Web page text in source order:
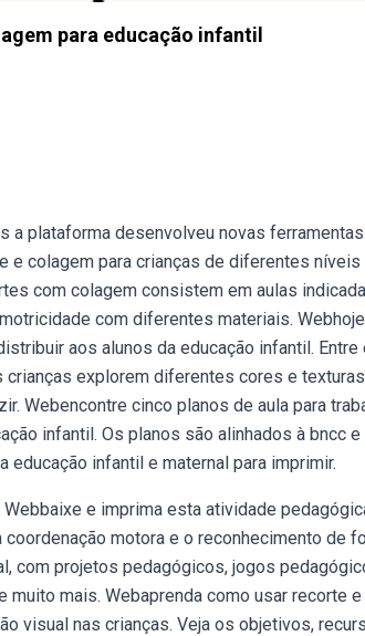
para educação infantil
a plataforma desenvolveu novas
e colagem para crianças de diferentes níveis
com colagem consistem em aulas
com diferentes materiais. Webhoje
aos alunos da educação infantil. Entre
explorem diferentes cores e
Webencontre cinco planos de aula para
infantil. Os planos são alinhados à bncc e
infantil e maternal para imprimir.
e imprima esta atividade
motora e o reconhecimento de
com projetos pedagógicos, jogos
mais. Webaprenda como usar recorte e
visual nas crianças. Veja os objetivos,